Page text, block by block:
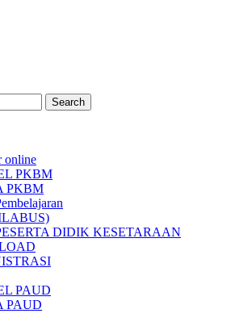
online
PKBM
PKBM
DIDIK KESETARAAN
PAUD
PAUD